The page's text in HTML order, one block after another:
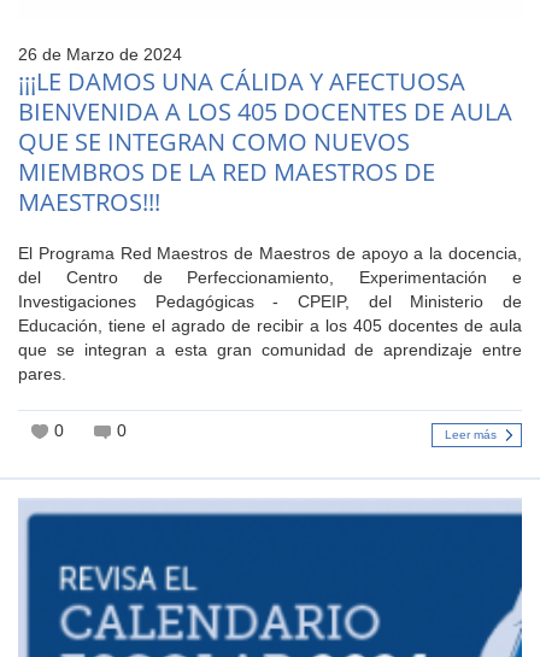
26 de Marzo de 2024
¡¡¡LE DAMOS UNA CÁLIDA Y AFECTUOSA
BIENVENIDA A LOS 405 DOCENTES DE AULA
QUE SE INTEGRAN COMO NUEVOS
MIEMBROS DE LA RED MAESTROS DE
MAESTROS!!!
El Programa Red Maestros de Maestros de apoyo a la docencia,
del Centro de Perfeccionamiento, Experimentación e
Investigaciones Pedagógicas - CPEIP, del Ministerio de
Educación, tiene el agrado de recibir a los 405 docentes de aula
que se integran a esta gran comunidad de aprendizaje entre
pares.
0 0 Leer más